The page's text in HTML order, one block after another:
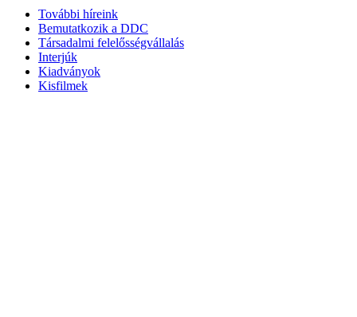
További híreink
Bemutatkozik a DDC
Társadalmi felelősségvállalás
Interjúk
Kiadványok
Kisfilmek